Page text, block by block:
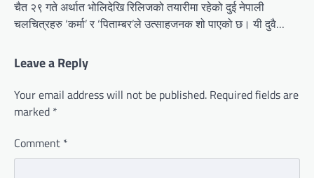
चैत २९ गते अर्थात भोलिदेखि रिलिजको तयारीमा रहेको दुई नेपाली
चलचित्रहरु ‘कर्मा’ र ‘पिताम्बर’ले उत्साहजनक शो पाएको छ। यी दुवै…
Leave a Reply
Your email address will not be published. Required fields are
marked *
Comment *